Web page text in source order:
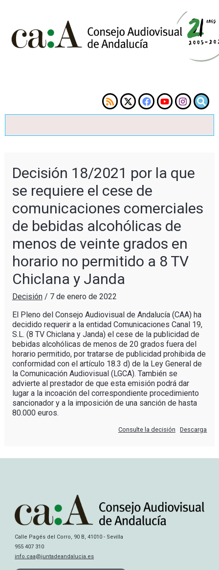
Decisión 18/2021 por la que
se requiere el cese de
comunicaciones comerciales
de bebidas alcohólicas de
menos de veinte grados en
horario no permitido a 8 TV
Chiclana y Janda
Decisión/ 7 de enero de 2022
El Pleno del Consejo Audiovisual de Andalucía (CAA) ha
decidido requerir a la entidad Comunicaciones Canal 19,
S.L. (8 TV Chiclana y Janda) el cese de la publicidad de
bebidas alcohólicas de menos de 20 grados fuera del
horario permitido, por tratarse de publicidad prohibida de
conformidad con el artículo 18.3 d) de la Ley General de
la Comunicación Audiovisual (LGCA). También se
advierte al prestador de que esta emisión podrá dar
lugar a la incoación del correspondiente procedimiento
sancionador y a la imposición de una sanción de hasta
80.000 euros.
Consulte la decisión Descarga
Calle Pagés del Corro, 90 B, 41010 - Sevilla
955 407 310
info.caa@juntadeandalucia.es